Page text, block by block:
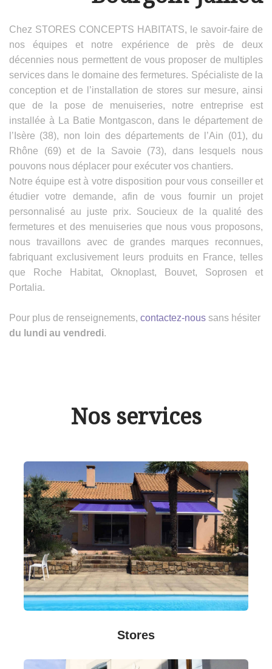
Chez STORES CONCEPTS HABITATS, le savoir-faire de
nos équipes et notre expérience de près de deux
décennies nous permettent de vous proposer de multiples
services dans le domaine des fermetures. Spécialiste de la
conception et de l’installation de stores sur mesure, ainsi
que de la pose de menuiseries, notre entreprise est
installée à La Batie Montgascon, dans le département de
l’Isère (38), non loin des départements de l’Ain (01), du
Rhône (69) et de la Savoie (73), dans lesquels nous
pouvons nous déplacer pour exécuter vos chantiers.
Notre équipe est à votre disposition pour vous conseiller et
étudier votre demande, afin de vous fournir un projet
personnalisé au juste prix. Soucieux de la qualité des
fermetures et des menuiseries que nous vous proposons,
nous travaillons avec de grandes marques reconnues,
fabriquant exclusivement leurs produits en France, telles
que Roche Habitat, Oknoplast, Bouvet, Soprosen et
Portalia.
Pour plus de renseignements, contactez-nous sans hésiter
du lundi au vendredi.
Nos services
Stores